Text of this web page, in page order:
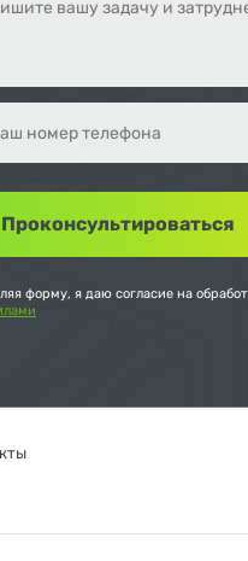
форму, я даю согласие на